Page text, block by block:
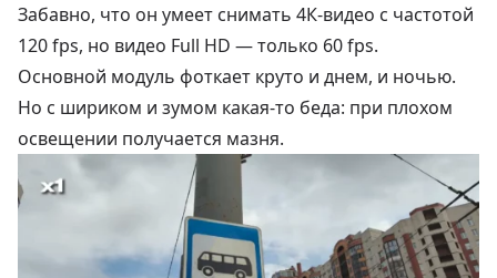
Забавно, что он умеет снимать 4К-видео с частотой
120 fps, но видео Full HD — только 60 fps.
Основной модуль фоткает круто и днем, и ночью.
Но с шириком и зумом какая-то беда: при плохом
освещении получается мазня.